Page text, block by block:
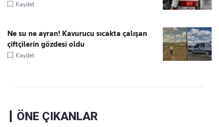
Kaydet
Ne su ne ayran! Kavurucu sıcakta çalışan
çiftçilerin gözdesi oldu
Kaydet
ÖNE ÇIKANLAR